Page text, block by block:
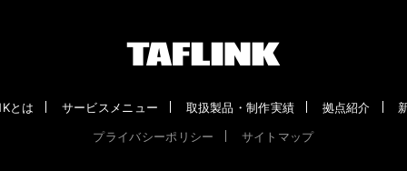
とは サービスメニュー 取扱製品・制作実績 拠点紹介
プライバシーポリシー
サイトマップ